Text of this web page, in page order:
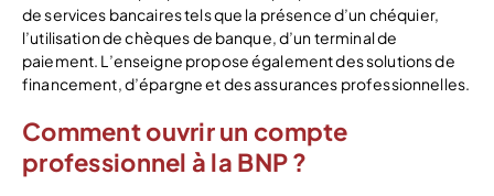
de services bancaires tels que la présence d’un chéquier,
l’utilisation de chèques de banque, d’un terminal de
paiement. L’enseigne propose également des solutions de
financement, d’épargne et des assurances professionnelles.
Comment ouvrir un compte
professionnel à la BNP ?